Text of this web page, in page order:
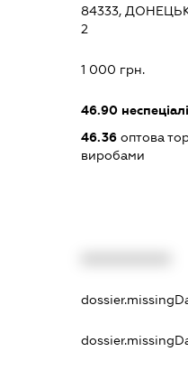
84333,
2
1 000 грн.
46.90
46.36оптова
виробами